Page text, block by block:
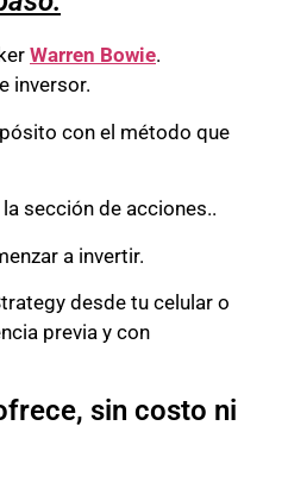
Warren Bowie.
inversor.
con el método que
la sección de acciones..
a invertir.
desde tu celular o
previa y con
sin costo ni